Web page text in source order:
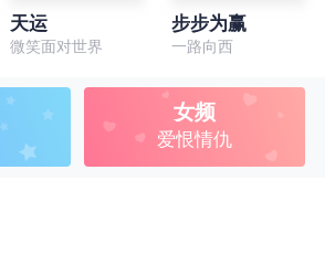
天运
微笑面对世界
步步为赢
一路向西
女频
爱恨情仇